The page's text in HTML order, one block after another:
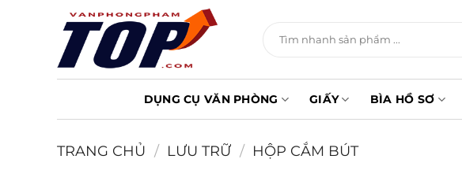
kiếm:
DỤNG CỤ VĂN PHÒNG GIẤY BÌA HỒ SƠ
TRANG CHỦ / LƯU TRỮ / HỘP CẮM BÚT